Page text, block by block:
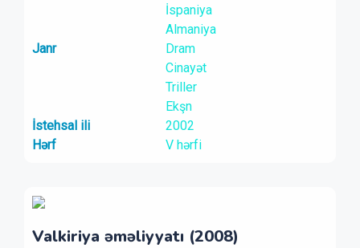
İspaniya
Almaniya
Janr
Dram
Cinayət
Triller
Ekşn
İstehsal ili
2002
Hərf
V hərfi
Valkiriya əməliyyatı (2008)